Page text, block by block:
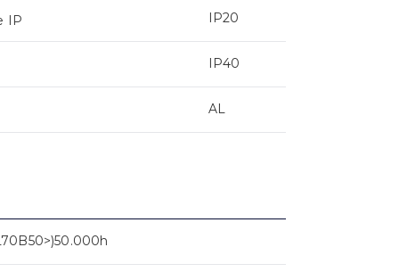
IP IP20
IP40
AL